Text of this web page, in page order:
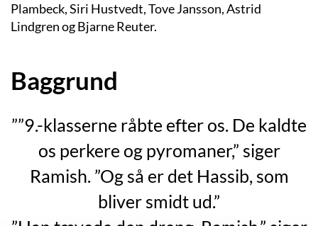
Plambeck, Siri Hustvedt, Tove Jansson, Astrid
Lindgren og Bjarne Reuter.
Baggrund
””9.-klasserne råbte efter os. De kaldte
os perkere og pyromaner,” siger
Ramish. ”Og så er det Hassib, som
bliver smidt ud.”